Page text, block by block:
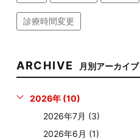
診療時間変更
ARCHIVE 月別アーカイブ
2026年 (10)
2026年7月 (3)
2026年6月 (1)